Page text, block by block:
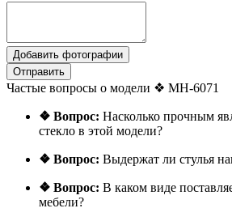
Добавить фотографии
Отправить
Частые вопросы о модели ❖ MH-6071
❖ Вопрос: Насколько прочным
стекло в этой модели?
❖ Вопрос: Выдержат ли стулья
❖ Вопрос: В каком виде
мебели?